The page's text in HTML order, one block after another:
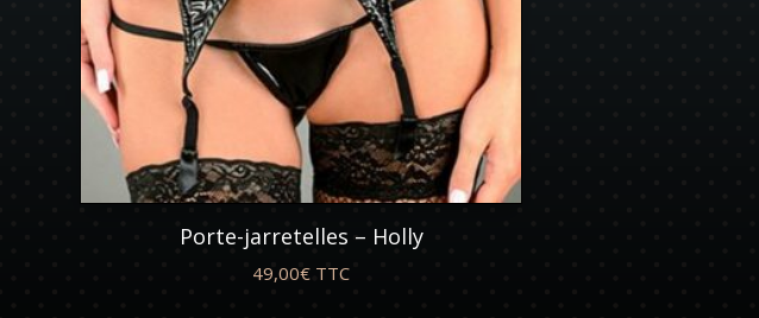
Porte-jarretelles – Holly
49,00€ TTC